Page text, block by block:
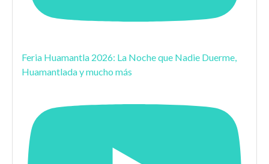
Feria Huamantla 2026: La Noche que Nadie Duerme,
Huamantlada y mucho más